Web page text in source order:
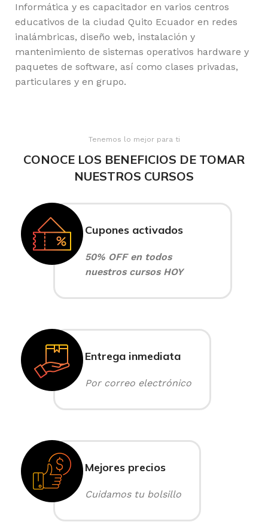
Informática y es capacitador en varios centros
educativos de la ciudad Quito Ecuador en redes
inalámbricas, diseño web, instalación y
mantenimiento de sistemas operativos hardware y
paquetes de software, así como clases privadas,
particulares y en grupo.
Tenemos lo mejor para ti
CONOCE LOS BENEFICIOS DE TOMAR
NUESTROS CURSOS
Cupones activados
50% OFF en todos
nuestros cursos HOY
Entrega inmediata
Por correo electrónico
Mejores precios
Cuidamos tu bolsillo